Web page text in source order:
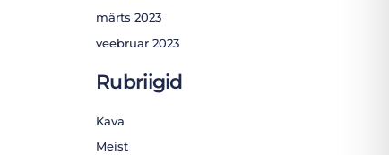
märts 2023
veebruar 2023
Rubriigid
Kava
Meist